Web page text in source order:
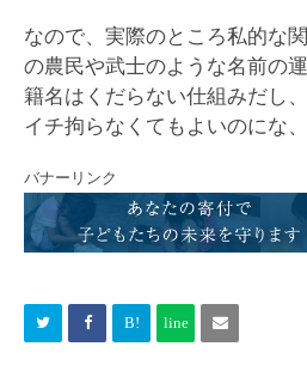
なので、実際のところ私的な
の農民や武士のような名前の
籍名はくだらない仕組みだし
イチ拘らなくてもよいのにな
バナーリンク